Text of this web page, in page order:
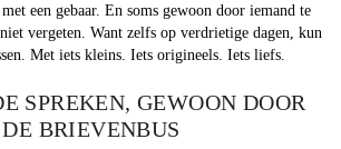
een gebaar. En soms gewoon door iemand te
vergeten. Want zelfs op verdrietige dagen, kun
Met iets kleins. Iets origineels. Iets liefs.
SPREKEN, GEWOON DOOR
DE BRIEVENBUS